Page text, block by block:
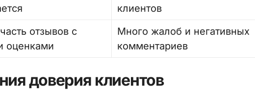
клиентов
отзывов с
оценками
Много жалоб и негативных
комментариев
доверия клиентов